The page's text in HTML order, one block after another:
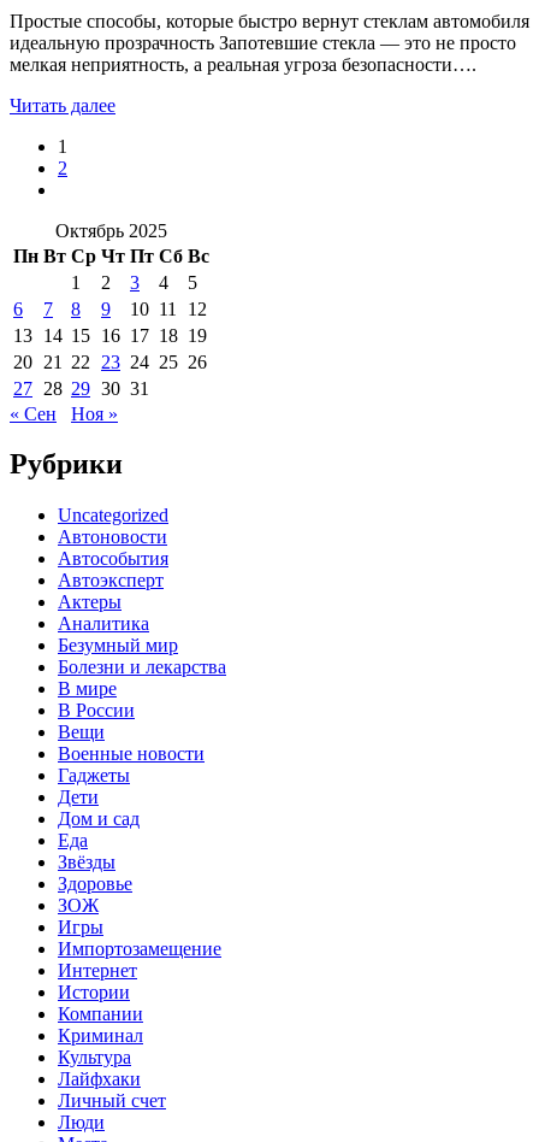
Простые способы, которые быстро вернут стеклам автомобиля
идеальную прозрачность Запотевшие стекла — это не просто
мелкая неприятность, а реальная угроза безопасности….
Читать далее
1
2
Октябрь 2025
Пн Вт Ср Чт Пт Сб Вс
1
2 3 4
5
6
7 8 9 10 11
12
13 14 15 16 17 18 19
20 21 22 23 24 25 26
27 28 29 30 31
« Сен
Ноя »
Рубрики
Uncategorized
Автоновости
Автособытия
Автоэксперт
Актеры
Аналитика
Безумный мир
Болезни и лекарства
В мире
В России
Вещи
Военные новости
Гаджеты
Дети
Дом и сад
Еда
Звёзды
Здоровье
ЗОЖ
Игры
Импортозамещение
Интернет
Истории
Компании
Криминал
Культура
Лайфхаки
Личный счет
Люди